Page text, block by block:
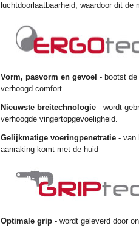
luchtdoorlaatbaarheid, waardoor dit
Vorm, pasvorm en gevoel - bootst de
verhoogd comfort.
Nieuwste breitechnologie - wordt
verhoogde vingertopgevoeligheid.
Gelijkmatige voeringpenetratie - van
aanraking komt met de huid
Optimale grip - wordt geleverd door